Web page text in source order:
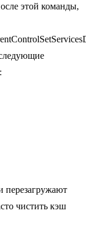
этой команды,
перезагружают
чистить кэш